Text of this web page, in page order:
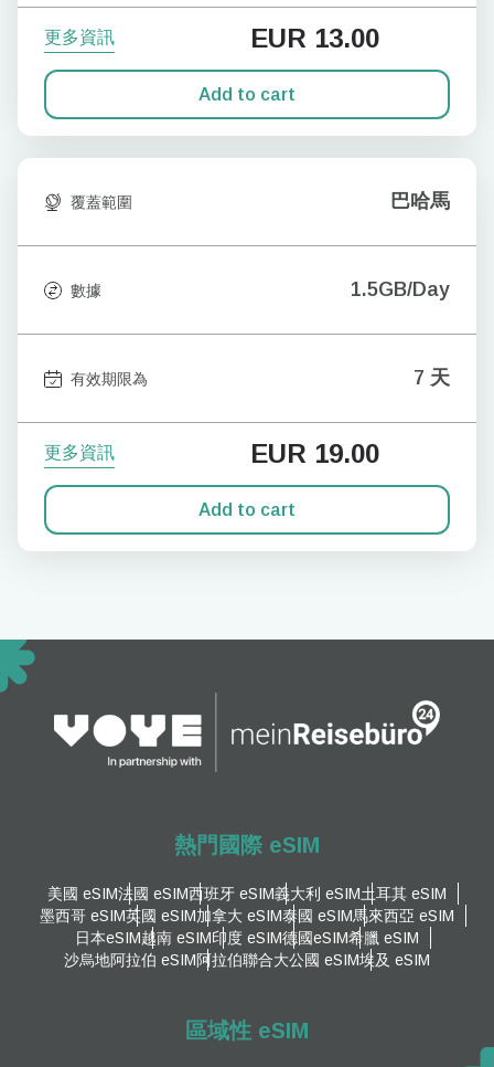
更多資訊 EUR 13.00
Add to cart
覆蓋範圍 巴哈馬
數據 1.5GB/Day
有效期限為 7 天
更多資訊 EUR 19.00
Add to cart
熱門國際 eSIM
美國 eSIM法國 eSIM西班牙 eSIM義大利 eSIM土耳其 eSIM
墨西哥 eSIM英國 eSIM加拿大 eSIM泰國 eSIM馬來西亞 eSIM
日本eSIM越南 eSIM印度 eSIM德國eSIM希臘 eSIM
沙烏地阿拉伯 eSIM阿拉伯聯合大公國 eSIM埃及 eSIM
區域性 eSIM